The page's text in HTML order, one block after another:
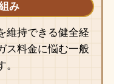
み
維持できる健全経
ス料金に悩む一般